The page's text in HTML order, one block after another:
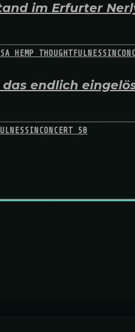
im Erfurter
das endlich